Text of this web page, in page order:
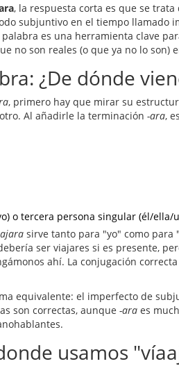
, la respuesta corta es que se
subjuntivo en el tiempo llamado
es una herramienta clave
no son reales (o que ya no lo son)
¿De dónde
, primero hay que mirar su
Al añadirle la terminación -ara,
o tercera persona singular (él/ella/
sirve tanto para "yo" como para
ser viajares si es presente,
ahí. La conjugación
equivalente: el imperfecto de
son correctas, aunque -ara es
usamos